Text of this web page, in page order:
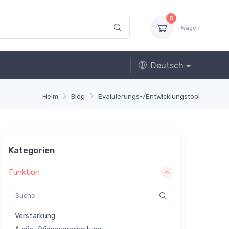
0
Wagen
Deutsch
Heim Blog Evaluierungs-/Entwicklungstool
Kategorien
Funktion
Verstärkung